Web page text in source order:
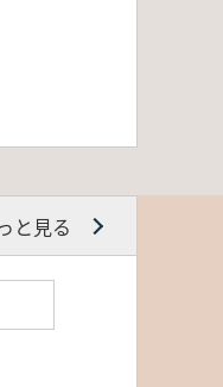
と見る